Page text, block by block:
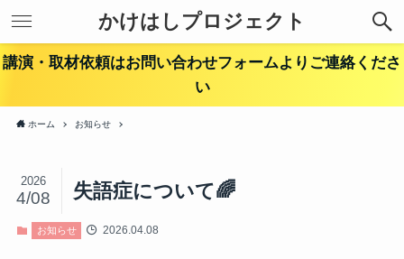
かけはしプロジェクト
講演・取材依頼はお問い合わせフォームよりご連絡くださ
い
ホーム お知らせ
失語症について🌈
2026
4/08
お知らせ 2026.04.08